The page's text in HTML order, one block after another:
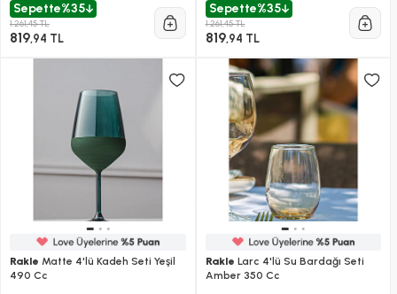
Sepette%35
1.261,45 TL
819,94 TL
Sepette%35
1.261,45 TL
819,94 TL
Rakle Matte 4'lü Kadeh Seti Yeşil
490 Cc
Rakle Larc 4'lü Su Bardağı Seti
Amber 350 Cc